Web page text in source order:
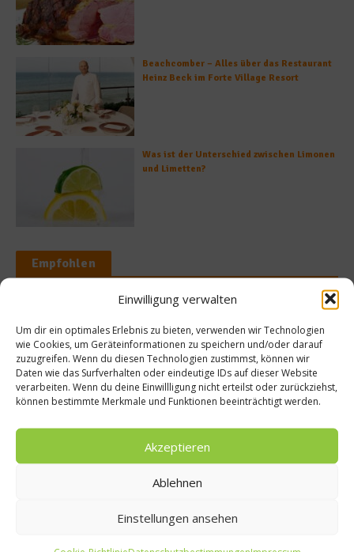
Einwilligung verwalten
Um dir ein optimales Erlebnis zu bieten, verwenden wir Technologien
wie Cookies, um Geräteinformationen zu speichern und/oder darauf
zuzugreifen. Wenn du diesen Technologien zustimmst, können wir
Daten wie das Surfverhalten oder eindeutige IDs auf dieser Website
verarbeiten. Wenn du deine Einwillligung nicht erteilst oder zurückziehst,
können bestimmte Merkmale und Funktionen beeinträchtigt werden.
Akzeptieren
Ablehnen
Einstellungen ansehen
Beachcomber – Alles über das Restaurant
Heinz Beck im Forte Village Resort
Was ist der Unterschied zwischen Limonen
und Limetten?
Empfohlen
Jörg
Kulinarisches Fest
Glühwein & Co –
Kalorien
Was isst Deutschland